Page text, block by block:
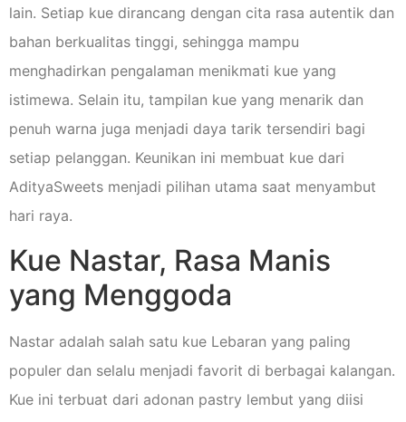
lain. Setiap kue dirancang dengan cita rasa autentik dan
bahan berkualitas tinggi, sehingga mampu
menghadirkan pengalaman menikmati kue yang
istimewa. Selain itu, tampilan kue yang menarik dan
penuh warna juga menjadi daya tarik tersendiri bagi
setiap pelanggan. Keunikan ini membuat kue dari
AdityaSweets menjadi pilihan utama saat menyambut
hari raya.
Kue Nastar, Rasa Manis
yang Menggoda
Nastar adalah salah satu kue Lebaran yang paling
populer dan selalu menjadi favorit di berbagai kalangan.
Kue ini terbuat dari adonan pastry lembut yang diisi